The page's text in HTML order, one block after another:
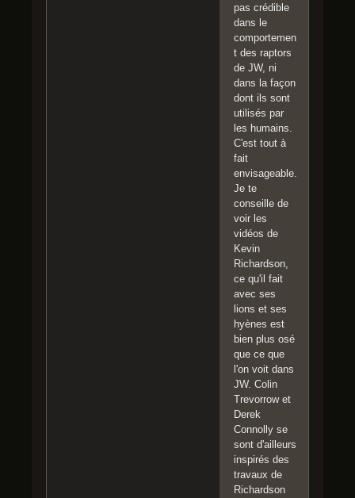
pas crédible
dans le
comportemen
t des raptors
de JW, ni
dans la façon
dont ils sont
utilisés par
les humains.
C'est tout à
fait
envisageable.
Je te
conseille de
voir les
vidéos de
Kevin
Richardson,
ce qu'il fait
avec ses
lions et ses
hyènes est
bien plus osé
que ce que
l'on voit dans
JW. Colin
Trevorrow et
Derek
Connolly se
sont d'ailleurs
inspirés des
travaux de
Richardson